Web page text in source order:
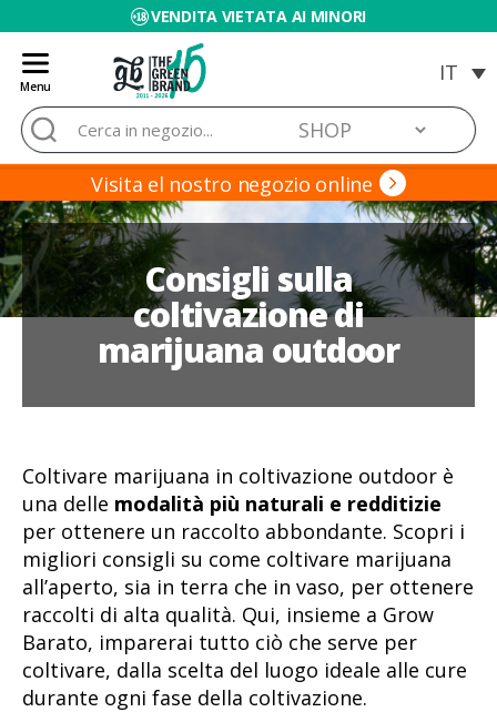
VENDITA VIETATA AI MINORI
Menu
Blog
de
Grow
Barato
Cerca:
Visita el nostro negozio online
Consigli sulla
coltivazione di
marijuana outdoor
Coltivare marijuana in coltivazione outdoor è
una delle modalità più naturali e redditizie
per ottenere un raccolto abbondante. Scopri i
migliori consigli su come coltivare marijuana
all’aperto, sia in terra che in vaso, per ottenere
raccolti di alta qualità. Qui, insieme a Grow
Barato, imparerai tutto ciò che serve per
coltivare, dalla scelta del luogo ideale alle cure
durante ogni fase della coltivazione.